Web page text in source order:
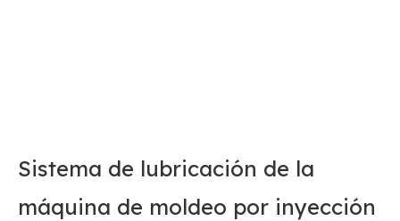
Sistema de lubricación de la
máquina de moldeo por inyección